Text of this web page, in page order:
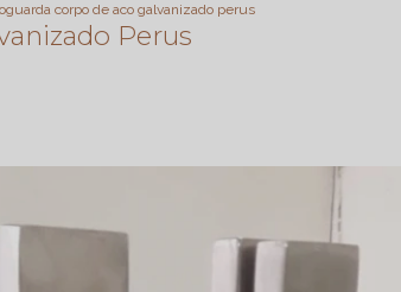
guarda corpo de aco galvanizado perus
Perus